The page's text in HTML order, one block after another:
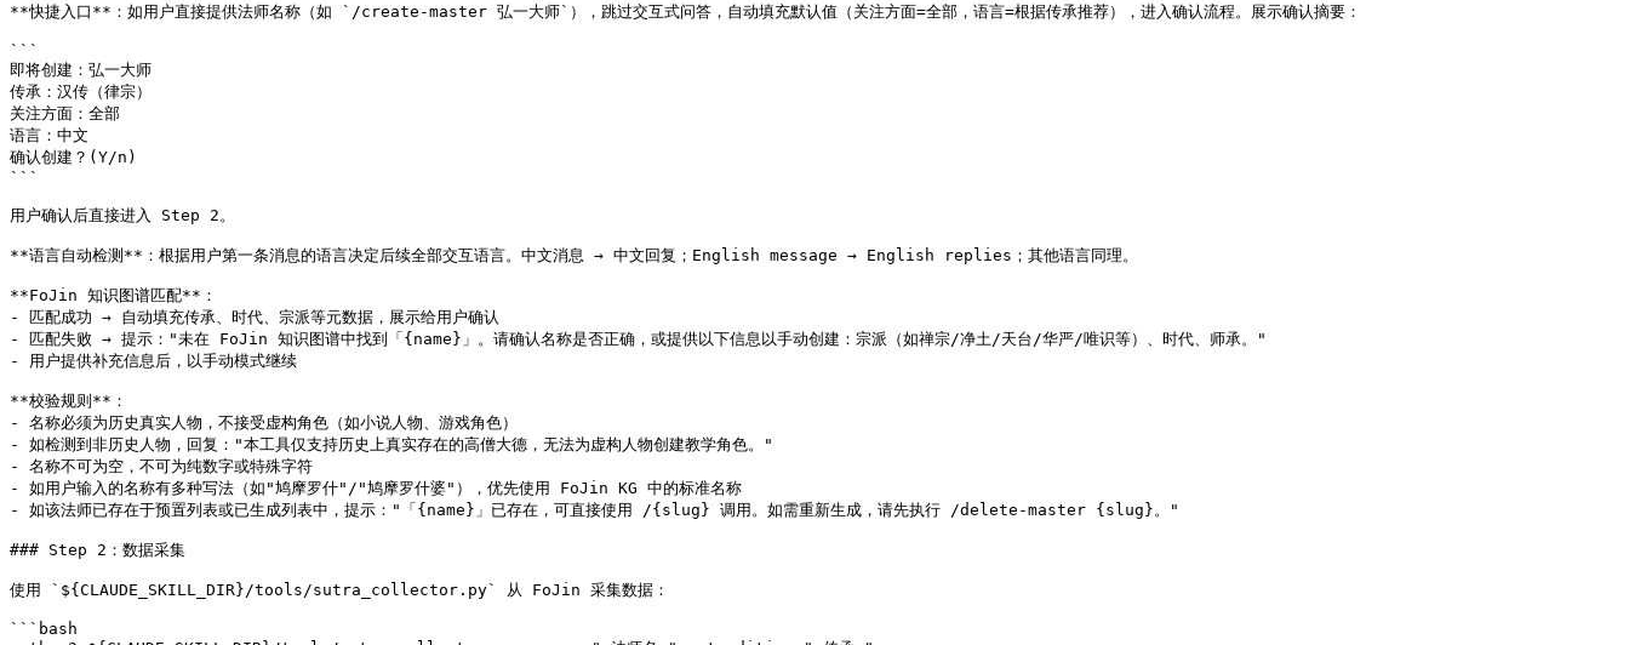
**快捷入口**：如用户直接提供法师名称（如 `/create-master 弘一大师`），跳过交互式问答，自动填充默认值（关注方面=全部，语言=根据传承推荐），进入确认流程。展示确认摘要：
```
即将创建：弘一大师
传承：汉传（律宗）
关注方面：全部
语言：中文
确认创建？(Y/n)
```
用户确认后直接进入 Step 2。
**语言自动检测**：根据用户第一条消息的语言决定后续全部交互语言。中文消息 → 中文回复；English message → English replies；其他语言同理。
**FoJin 知识图谱匹配**：
- 匹配成功 → 自动填充传承、时代、宗派等元数据，展示给用户确认
- 匹配失败 → 提示："未在 FoJin 知识图谱中找到「{name}」。请确认名称是否正确，或提供以下信息以手动创建：宗派（如禅宗/净土/天台/华严/唯识等）、时代、师承。"
- 用户提供补充信息后，以手动模式继续
**校验规则**：
- 名称必须为历史真实人物，不接受虚构角色（如小说人物、游戏角色）
- 如检测到非历史人物，回复："本工具仅支持历史上真实存在的高僧大德，无法为虚构人物创建教学角色。"
- 名称不可为空，不可为纯数字或特殊字符
- 如用户输入的名称有多种写法（如"鸠摩罗什"/"鸠摩罗什婆"），优先使用 FoJin KG 中的标准名称
- 如该法师已存在于预置列表或已生成列表中，提示："「{name}」已存在，可直接使用 /{slug} 调用。如需重新生成，请先执行 /delete-master {slug}。"
### Step 2：数据采集
使用 `${CLAUDE_SKILL_DIR}/tools/sutra_collector.py` 从 FoJin 采集数据：
```bash